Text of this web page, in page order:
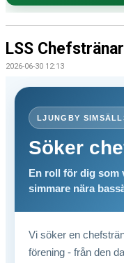
KALENDER
WEBSHOP
LSS
2026-06-30 12:13
LJUNGBY
Söker
En roll för dig som
simmare nära
Vi söker en
förening - från den